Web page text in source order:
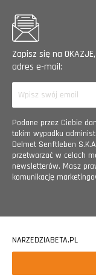
Zapisz się na
adres e-mail:
Podane przez Ciebie
takim wypadku
Delmet Senftleben
przetwarzać w celach
newsletterów. Masz
komunikację
NARZEDZIABETA.PL